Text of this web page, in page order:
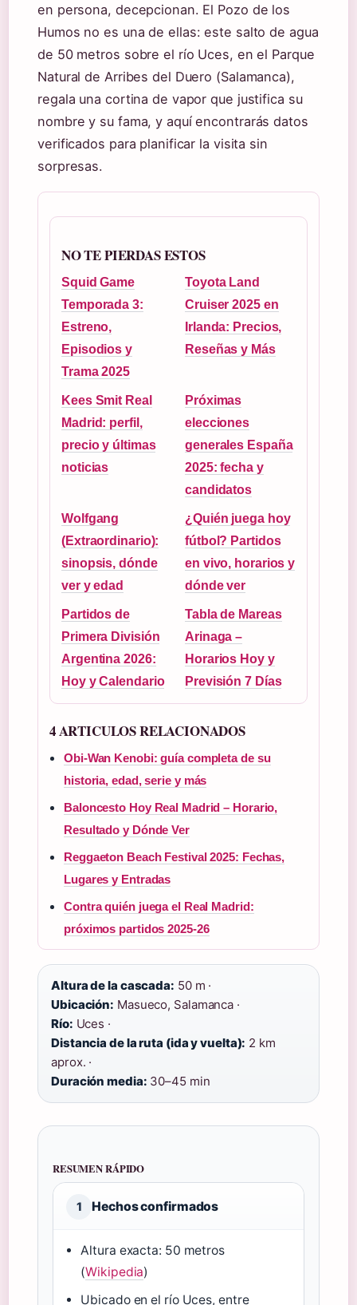
en persona, decepcionan. El Pozo de los
Humos no es una de ellas: este salto de agua
de 50 metros sobre el río Uces, en el Parque
Natural de Arribes del Duero (Salamanca),
regala una cortina de vapor que justifica su
nombre y su fama, y aquí encontrarás datos
verificados para planificar la visita sin
sorpresas.
NO TE PIERDAS ESTOS
Squid Game
Temporada 3:
Estreno,
Episodios y
Trama 2025
Toyota Land
Cruiser 2025 en
Irlanda: Precios,
Reseñas y Más
Kees Smit Real
Madrid: perfil,
precio y últimas
noticias
Próximas
elecciones
generales España
2025: fecha y
candidatos
Wolfgang
(Extraordinario):
sinopsis, dónde
ver y edad
¿Quién juega hoy
fútbol? Partidos
en vivo, horarios y
dónde ver
Partidos de
Primera División
Argentina 2026:
Hoy y Calendario
Tabla de Mareas
Arinaga –
Horarios Hoy y
Previsión 7 Días
4 ARTICULOS RELACIONADOS
Obi-Wan Kenobi: guía completa de su
historia, edad, serie y más
Baloncesto Hoy Real Madrid – Horario,
Resultado y Dónde Ver
Reggaeton Beach Festival 2025: Fechas,
Lugares y Entradas
Contra quién juega el Real Madrid:
próximos partidos 2025-26
Altura de la cascada: 50 m ·
Ubicación: Masueco, Salamanca ·
Río: Uces ·
Distancia de la ruta (ida y vuelta): 2 km
aprox. ·
Duración media: 30–45 min
RESUMEN RÁPIDO
1 Hechos confirmados
Altura exacta: 50 metros
(Wikipedia)
Ubicado en el río Uces, entre